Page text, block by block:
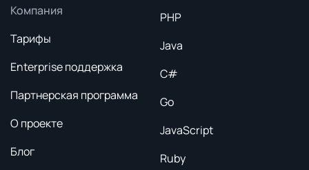
Компания
Тарифы
Enterprise поддержка
Партнерская программа
О проекте
Блог
PHP
Java
C#
Go
JavaScript
Ruby